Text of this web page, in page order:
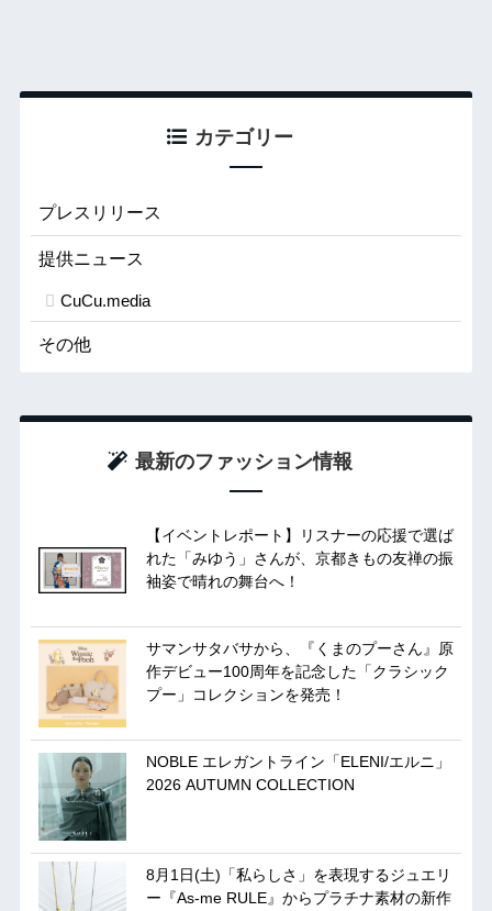
カテゴリー
プレスリリース
提供ニュース
CuCu.media
その他
最新のファッション情報
【イベントレポート】リスナーの応援で選ば
れた「みゆう」さんが、京都きもの友禅の振
袖姿で晴れの舞台へ！
サマンサタバサから、『くまのプーさん』原
作デビュー100周年を記念した「クラシック
プー」コレクションを発売！
NOBLE エレガントライン「ELENI/エルニ」
2026 AUTUMN COLLECTION
8月1日(土)「私らしさ」を表現するジュエリ
ー『As-me RULE』からプラチナ素材の新作